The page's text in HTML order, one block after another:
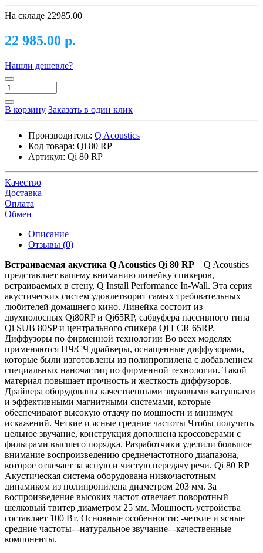
На складе 22985.00
22 985.00 р.
Нашли дешевле?
В корзину Заказать в один клик
Производитель: Q Acoustics
Код товара: Qi 80 RP
Артикул: Qi 80 RP
Качество
Доставка
Оплата
Обмен
Описание
Отзывы (0)
Встраиваемая акустика Q Acoustics Qi 80 RP Q Acoustics
представляет вашему вниманию линейку спикеров,
встраиваемых в стену, Q Install Performance In-Wall. Эта серия
акустических систем удовлетворит самых требовательных
любителей домашнего кино. Линейка состоит из
двухполосных Qi80RP и Qi65RP, сабвуфера пассивного типа
Qi SUB 80SP и центрального спикера Qi LCR 65RP.
Диффузоры по фирменной технологии Во всех моделях
применяются НЧ/СЧ драйверы, оснащенные диффузорами,
которые были изготовлены из полипропилена с добавлением
специальных наночастиц по фирменной технологии. Такой
материал повышает прочность и жесткость диффузоров.
Драйвера оборудованы качественными звуковыми катушками
и эффективными магнитными системами, которые
обеспечивают высокую отдачу по мощности и минимум
искажений. Четкие и ясные средние частоты Чтобы получить
цельное звучание, конструкция дополнена кроссоверами с
фильтрами высшего порядка. Разработчики уделили большое
внимание воспроизведению среднечастотного диапазона,
которое отвечает за ясную и чистую передачу речи. Qi 80 RP
Акустическая система оборудована низкочастотным
динамиком из полипропилена диаметром 203 мм. За
воспроизведение высоких частот отвечает поворотный
шелковый твитер диаметром 25 мм. Мощность устройства
составляет 100 Вт. Основные особенности: -четкие и ясные
средние частоты- -натуральное звучание- -качественные
компоненты.